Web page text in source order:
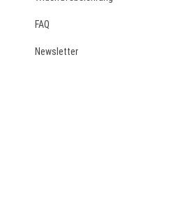
FAQ
Newsletter